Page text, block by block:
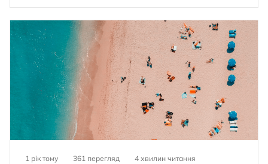
1 рік тому 361 перегляд 4 хвилин читання